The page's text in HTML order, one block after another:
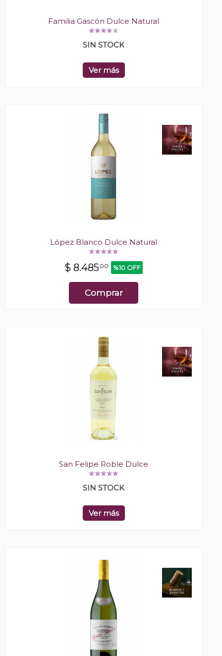
Familia Gascón Dulce Natural
SIN STOCK
Ver más
López Blanco Dulce Natural
$ 8.48500 %10 OFF
Comprar
San Felipe Roble Dulce
SIN STOCK
Ver más